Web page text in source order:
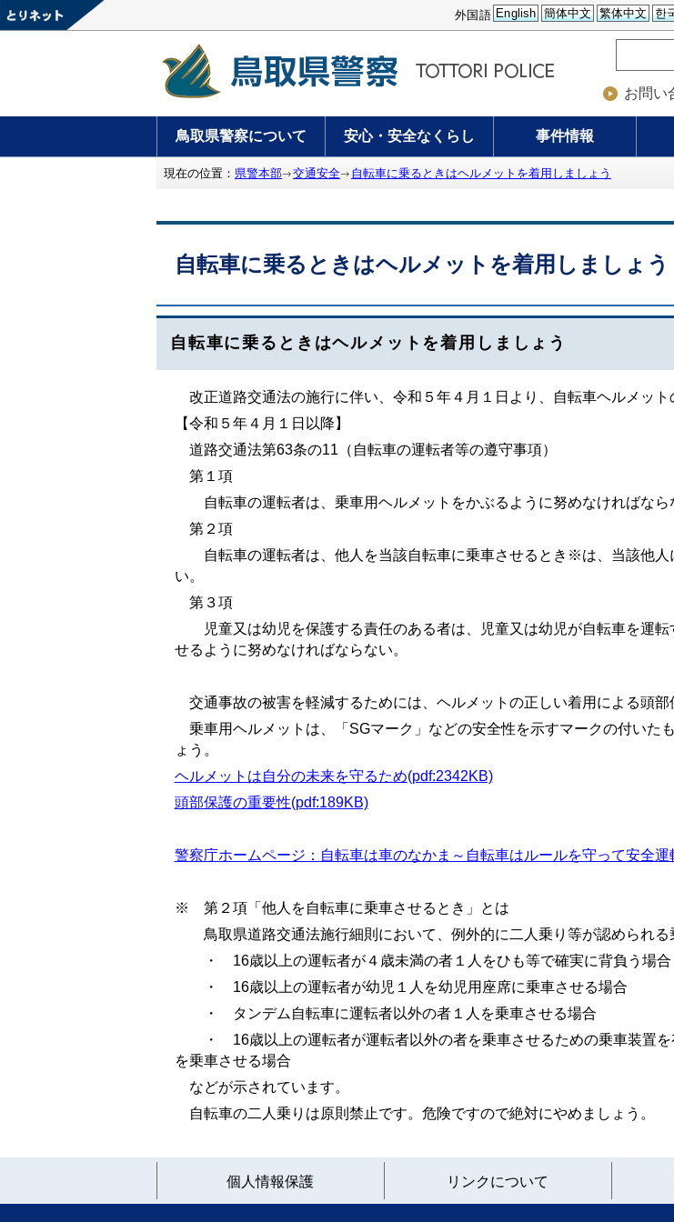
外国語 English 簡体中文 繁体中文 한
お問い
鳥取県警察について 安心・安全なくらし 事件情報
現在の位置： 県警本部 交通安全 自転車に乗るときはヘルメットを着用しましょう
自転車に乗るときはヘルメットを着用しましょう
自転車に乗るときはヘルメットを着用しましょう
改正道路交通法の施行に伴い、令和５年４月１日より、自転車ヘルメット
【令和５年４月１日以降】
道路交通法第63条の11（自転車の運転者等の遵守事項）
第１項
自転車の運転者は、乗車用ヘルメットをかぶるように努めなければなら
第２項
自転車の運転者は、他人を当該自転車に乗車させるとき※は、当該他人
い。
第３項
児童又は幼児を保護する責任のある者は、児童又は幼児が自転車を運転
せるように努めなければならない。
交通事故の被害を軽減するためには、ヘルメットの正しい着用による頭部
乗車用ヘルメットは、「SGマーク」などの安全性を示すマークの付いた
ょう。
ヘルメットは自分の未来を守るため(pdf:2342KB)
頭部保護の重要性(pdf:189KB)
警察庁ホームページ：自転車は車のなかま～自転車はルールを守って安全運
※ 第２項「他人を自転車に乗車させるとき」とは
鳥取県道路交通法施行細則において、例外的に二人乗り等が認められる
・ 16歳以上の運転者が４歳未満の者１人をひも等で確実に背負う場合
・ 16歳以上の運転者が幼児１人を幼児用座席に乗車させる場合
・ タンデム自転車に運転者以外の者１人を乗車させる場合
・ 16歳以上の運転者が運転者以外の者を乗車させるための乗車装置を
を乗車させる場合
などが示されています。
自転車の二人乗りは原則禁止です。危険ですので絶対にやめましょう。
個人情報保護
と
リンクについて